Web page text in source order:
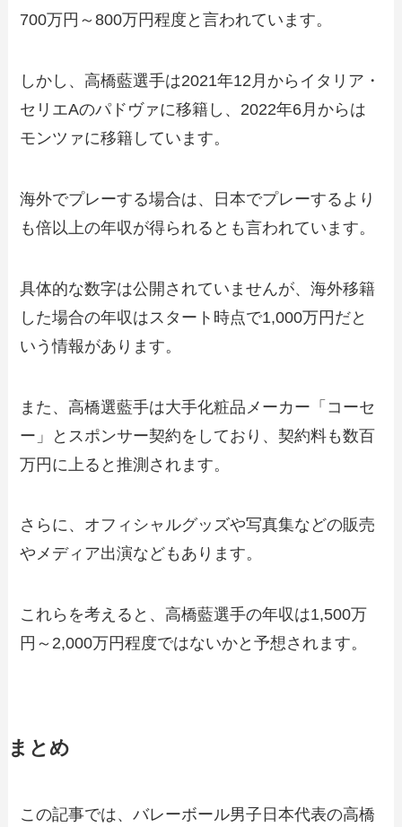
700万円～800万円程度と言われています。
しかし、高橋藍選手は2021年12月からイタリア・
セリエAのパドヴァに移籍し、2022年6月からは
モンツァに移籍しています。
海外でプレーする場合は、日本でプレーするより
も倍以上の年収が得られるとも言われています。
具体的な数字は公開されていませんが、海外移籍
した場合の年収はスタート時点で1,000万円だと
いう情報があります。
また、高橋選藍手は大手化粧品メーカー「コーセ
ー」とスポンサー契約をしており、契約料も数百
万円に上ると推測されます。
さらに、オフィシャルグッズや写真集などの販売
やメディア出演などもあります。
これらを考えると、高橋藍選手の年収は1,500万
円～2,000万円程度ではないかと予想されます。
まとめ
この記事では、バレーボール男子日本代表の高橋